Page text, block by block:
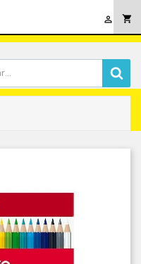
shopping_cart
